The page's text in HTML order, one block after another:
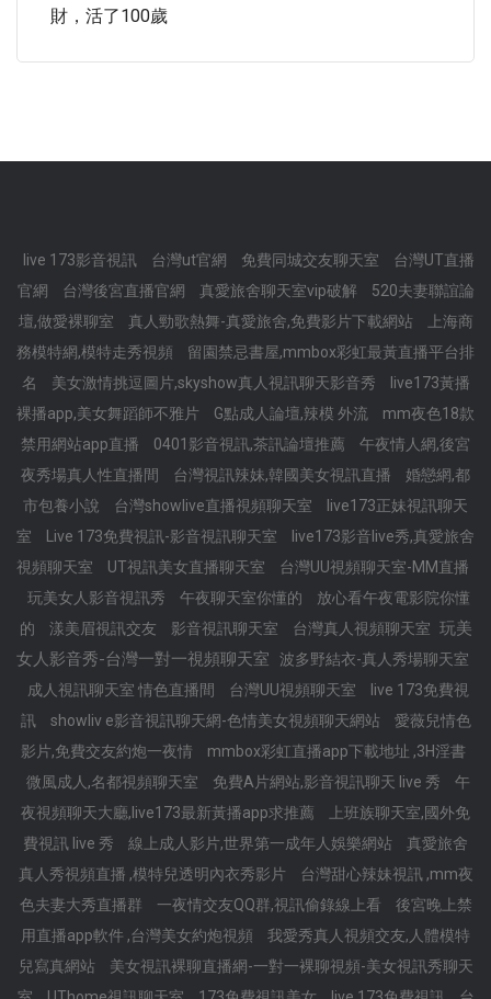
財，活了100歲
live 173影音視訊 台灣ut官網 免費同城交友聊天室
台灣UT直播
官網
台灣後宮直播官網 真愛旅舍聊天室vip破解
520夫妻聯誼論
壇,做愛裸聊室
真人勁歌熱舞-真愛旅舍,免費影片下載網站
上海商
務模特網,模特走秀視頻
留園禁忌書屋,mmbox彩虹最黃直播平台排
名
美女激情挑逗圖片,skyshow真人視訊聊天影音秀
live173黃播
裸播app,美女舞蹈師不雅片
G點成人論壇,辣模 外流
mm夜色18款
禁用網站app直播
0401影音視訊,茶訊論壇推薦
午夜情人網,後宮
夜秀場真人性直播間
台灣視訊辣妹,韓國美女視訊直播
婚戀網,都
市包養小說
台灣showlive直播視頻聊天室
live173正妹視訊聊天
室
Live 173免費視訊-影音視訊聊天室
live173影音live秀,真愛旅舍
視頻聊天室
UT視訊美女直播聊天室
台灣UU視頻聊天室-MM直播
玩美女人影音視訊秀
午夜聊天室你懂的
放心看午夜電影院你懂
的
漾美眉視訊交友 影音視訊聊天室 台灣真人視頻聊天室 玩美
女人影音秀-台灣一對一視頻聊天室
波多野結衣-真人秀場聊天室
成人視訊聊天室 情色直播間
台灣UU視頻聊天室
live 173免費視
訊
showliv e影音視訊聊天網-色情美女視頻聊天網站
愛薇兒情色
影片,免費交友約炮一夜情
mmbox彩虹直播app下載地址 ,3H淫書
微風成人,名都視頻聊天室
免費A片網站,影音視訊聊天 live 秀
午
夜視頻聊天大廳,live173最新黃播app求推薦
上班族聊天室,國外免
費視訊 live 秀
線上成人影片,世界第一成年人娛樂網站
真愛旅舍
真人秀視頻直播 ,模特兒透明內衣秀影片
台灣甜心辣妹視訊 ,mm夜
色夫妻大秀直播群
一夜情交友QQ群,視訊偷錄線上看
後宮晚上禁
用直播app軟件 ,台灣美女約炮視頻
我愛秀真人視頻交友,人體模特
兒寫真網站
美女視訊裸聊直播網-一對一裸聊視頻-美女視訊秀聊天